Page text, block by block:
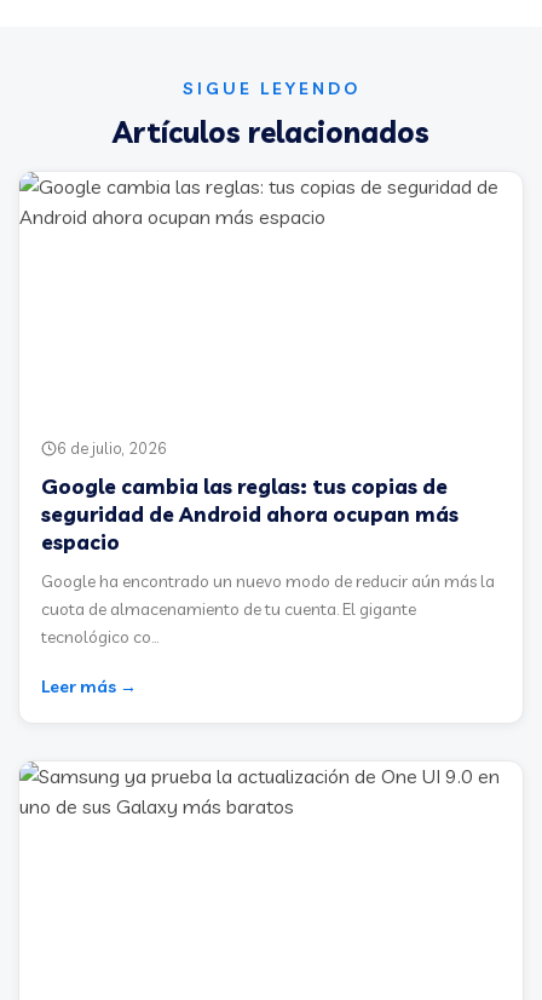
SIGUE LEYENDO
Artículos relacionados
6 de julio, 2026
Google cambia las reglas: tus copias de
seguridad de Android ahora ocupan más
espacio
Google ha encontrado un nuevo modo de reducir aún más la
cuota de almacenamiento de tu cuenta. El gigante
tecnológico co...
Leer más →